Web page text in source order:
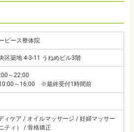
ピース整体院
区築地 4-3-11 うねめビル3階
～22:00
～16:00 ※最終受付1時間前
ィケア / オイルマッサージ / 妊婦マッサー
ティ） / 骨格矯正